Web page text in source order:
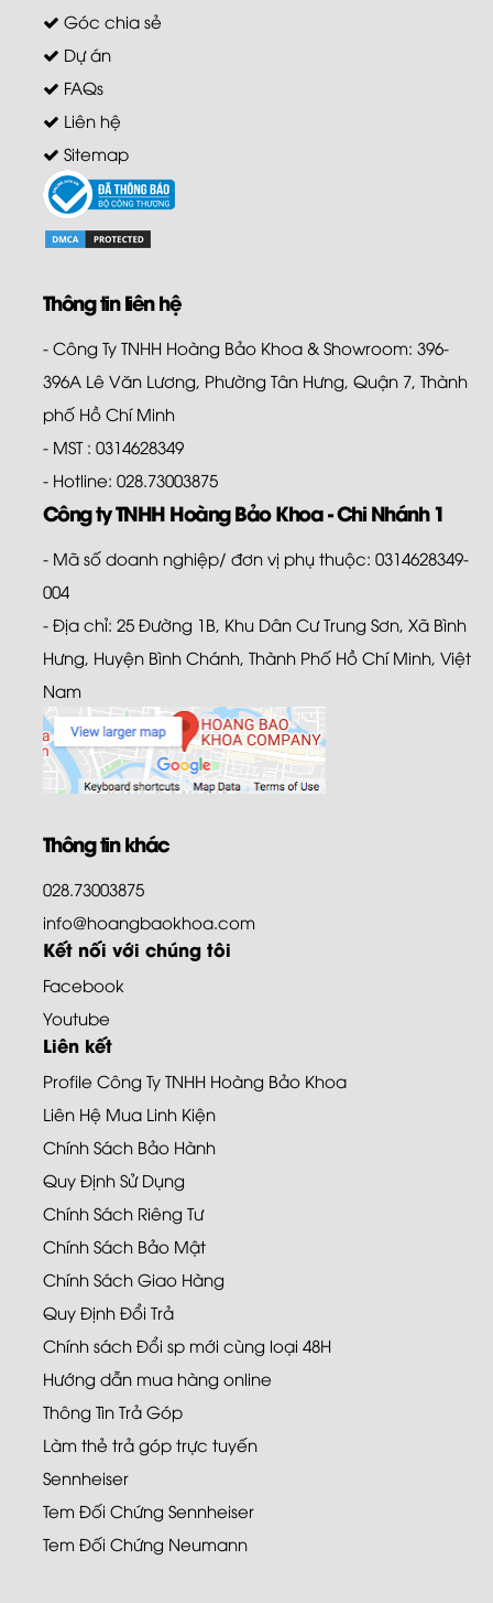
Góc chia sẻ
Dự án
FAQs
Liên hệ
Sitemap
Thông tin liên hệ
- Công Ty TNHH Hoàng Bảo Khoa & Showroom: 396-
396A Lê Văn Lương, Phường Tân Hưng, Quận 7, Thành
phố Hồ Chí Minh
- MST : 0314628349
- Hotline: 028.73003875
Công ty TNHH Hoàng Bảo Khoa - Chi Nhánh 1
- Mã số doanh nghiệp/ đơn vị phụ thuộc: 0314628349-
004
- Địa chỉ: 25 Đường 1B, Khu Dân Cư Trung Sơn, Xã Bình
Hưng, Huyện Bình Chánh, Thành Phố Hồ Chí Minh, Việt
Nam
Thông tin khác
028.73003875
info@hoangbaokhoa.com
Kết nối với chúng tôi
Facebook
Youtube
Liên kết
Profile Công Ty TNHH Hoàng Bảo Khoa
Liên Hệ Mua Linh Kiện
Chính Sách Bảo Hành
Quy Định Sử Dụng
Chính Sách Riêng Tư
Chính Sách Bảo Mật
Chính Sách Giao Hàng
Quy Định Đổi Trả
Chính sách Đổi sp mới cùng loại 48H
Hướng dẫn mua hàng online
Thông Tin Trả Góp
Làm thẻ trả góp trực tuyến
Sennheiser
Tem Đối Chứng Sennheiser
Tem Đối Chứng Neumann